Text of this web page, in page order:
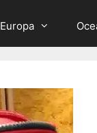
Europa